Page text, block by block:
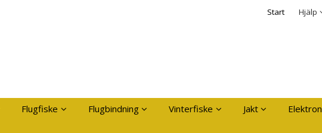
Start Hjälp
Säkerhet &
Kom ihåg mig
Flugfiske Flugbindning Vinterfiske Jakt